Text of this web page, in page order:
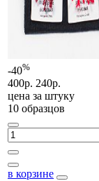
-40%
400р. 240р.
цена за штуку
10 образцов
в корзине